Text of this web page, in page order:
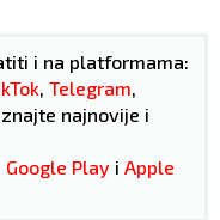
i na platformama:
, Telegram,
najnovije i
Google Play i Apple